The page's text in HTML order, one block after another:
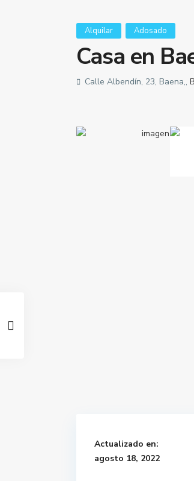
Alquilar Adosado
Casa en
Calle Albendín, 23, Baena,,
Actualizado en:
agosto 18, 2022